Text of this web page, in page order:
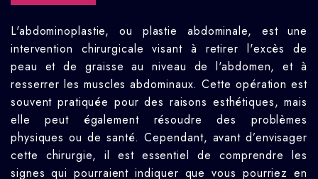
L'abdominoplastie, ou plastie abdominale, est une
intervention chirurgicale visant à retirer l'excès de
peau et de graisse au niveau de l'abdomen, et à
resserrer les muscles abdominaux. Cette opération est
souvent pratiquée pour des raisons esthétiques, mais
elle peut également résoudre des problèmes
physiques ou de santé. Cependant, avant d’envisager
cette chirurgie, il est essentiel de comprendre les
signes qui pourraient indiquer que vous pourriez en